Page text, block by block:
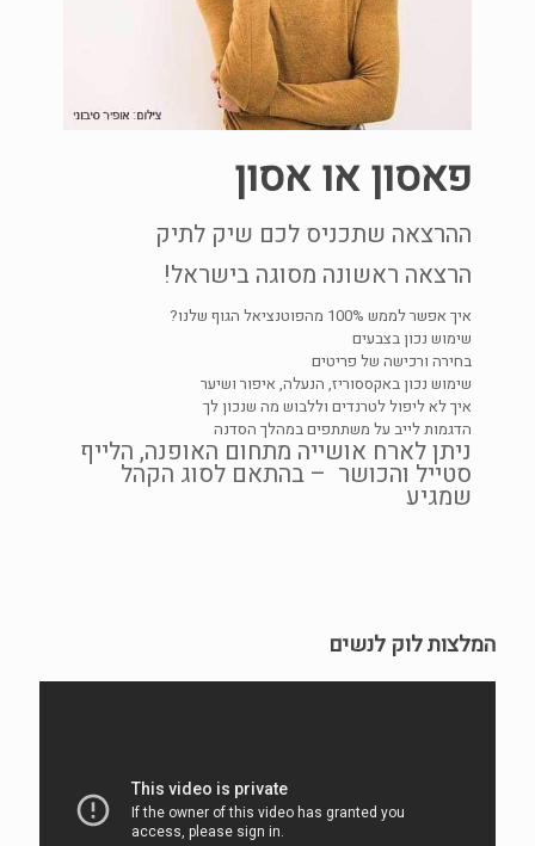
פאסון או אסון
ההרצאה שתכניס לכם שיק לתיק
הרצאה ראשונה מסוגה בישראל!
איך אפשר לממש 100% מהפוטנציאל הגוף שלנו?
שימוש נכון בצבעים
בחירה ורכישה של פריטים
שימוש נכון באקססוריז, הנעלה, איפור ושיער
איך לא ליפול לטרנדים וללבוש מה שנכון לך
הדגמות לייב על משתתפים במהלך הסדנה
ניתן לארח אושייה מתחום האופנה, הלייף
סטייל והכושר – בהתאם לסוג הקהל
שמגיע
המלצות לוק לנשים